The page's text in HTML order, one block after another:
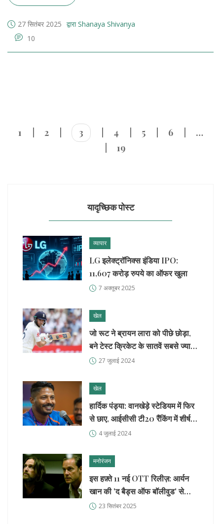
27 सितंबर 2025 द्वारा Shanaya Shivanya
10
1 2 3 4 5 6
…
19
यादृच्छिक पोस्ट
व्यापार
LG इलेक्ट्रॉनिक्स इंडिया IPO:
11,607 करोड़ रुपये का ऑफर खुला
7 अक्तूबर 2025
खेल
जो रूट ने ब्रायन लारा को पीछे छोड़ा,
बने टेस्ट क्रिकेट के सातवें सबसे ज्यादा
रन बनाने वाले बल्लेबाज
27 जुलाई 2024
खेल
हार्दिक पंड्या: वानखेड़े स्टेडियम में फिर
से छाए, आईसीसी टी20 रैंकिंग में शीर्ष
पर 4 जुलाई 2024
मनोरंजन
इस हफ़्ते 11 नई OTT रिलीज़: आर्यन
खान की 'द बैड्स ऑफ बॉलीवुड' से
काज़ोल की 'द ट्रायल 2' तक
23 सितंबर 2025